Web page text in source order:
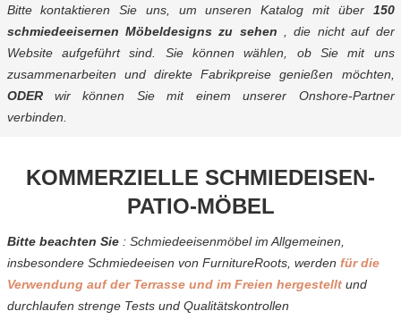
Bitte kontaktieren Sie uns, um unseren Katalog mit über 150
schmiedeeisernen Möbeldesigns zu sehen , die nicht auf der
Website aufgeführt sind. Sie können wählen, ob Sie mit uns
zusammenarbeiten und direkte Fabrikpreise genießen möchten,
ODERwir können Sie mit einem unserer Onshore-Partner
verbinden.
KOMMERZIELLE SCHMIEDEISEN-
PATIO-MÖBEL
Bitte beachten Sie: Schmiedeeisenmöbel im Allgemeinen,
insbesondere Schmiedeeisen von FurnitureRoots, werden für die
Verwendung auf der Terrasse und im Freien hergestelltund
durchlaufen strenge Tests und Qualitätskontrollen